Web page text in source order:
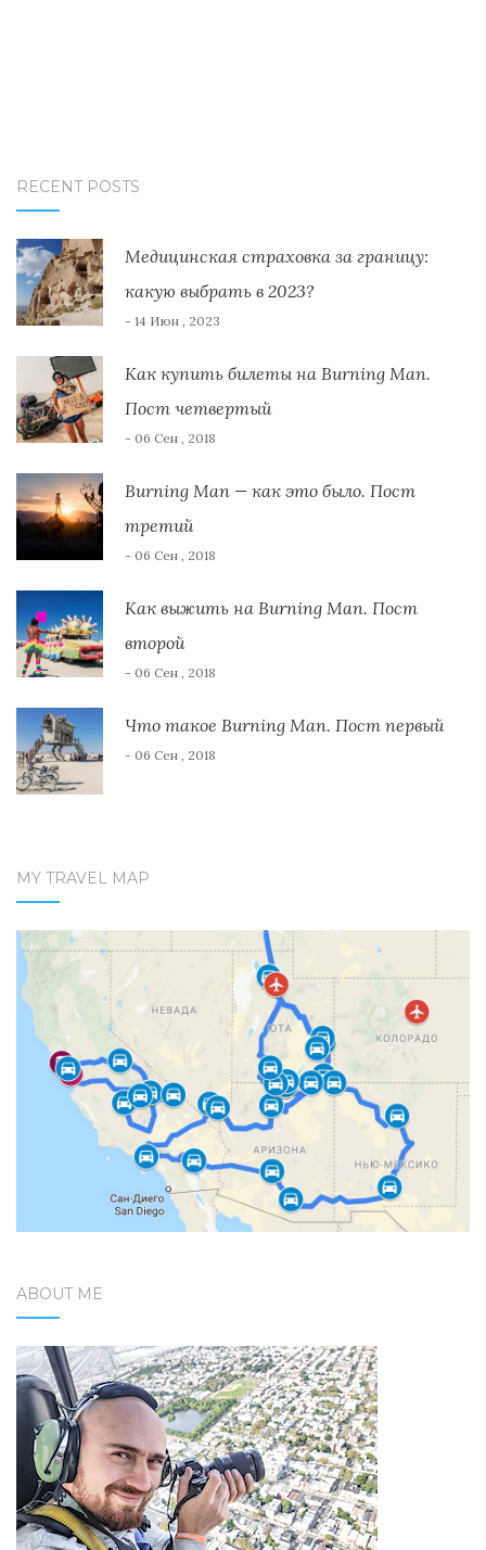
RECENT POSTS
Медицинская страховка за границу:
какую выбрать в 2023?
- 14 Июн , 2023
Как купить билеты на Burning Man.
Пост четвертый
- 06 Сен , 2018
Burning Man — как это было. Пост
третий
- 06 Сен , 2018
Как выжить на Burning Man. Пост
второй
- 06 Сен , 2018
Что такое Burning Man. Пост первый
- 06 Сен , 2018
MY TRAVEL MAP
ABOUT ME